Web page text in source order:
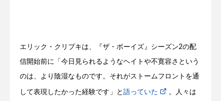
エリック・クリプキは、『ザ・ボーイズ』シーズン2の配
信開始前に「今日見られるようなヘイトや不寛容さという
のは、より陰湿なものです。それがストームフロントを通
して表現したかった経験です」と 語っていた 。人々は